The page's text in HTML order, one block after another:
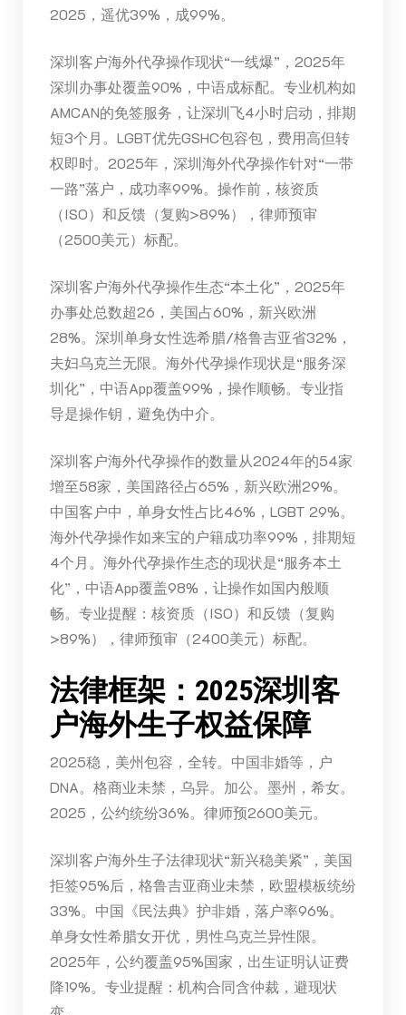
2025，遥优39%，成99%。
深圳客户海外代孕操作现状“一线爆”，2025年
深圳办事处覆盖90%，中语成标配。专业机构如
AMCAN的免签服务，让深圳飞4小时启动，排期
短3个月。LGBT优先GSHC包容包，费用高但转
权即时。2025年，深圳海外代孕操作针对“一带
一路”落户，成功率99%。操作前，核资质
（ISO）和反馈（复购>89%），律师预审
（2500美元）标配。
深圳客户海外代孕操作生态“本土化”，2025年
办事处总数超26，美国占60%，新兴欧洲
28%。深圳单身女性选希腊/格鲁吉亚省32%，
夫妇乌克兰无限。海外代孕操作现状是“服务深
圳化”，中语App覆盖99%，操作顺畅。专业指
导是操作钥，避免伪中介。
深圳客户海外代孕操作的数量从2024年的54家
增至58家，美国路径占65%，新兴欧洲29%。
中国客户中，单身女性占比46%，LGBT 29%。
海外代孕操作如来宝的户籍成功率99%，排期短
4个月。海外代孕操作生态的现状是“服务本土
化”，中语App覆盖98%，让操作如国内般顺
畅。专业提醒：核资质（ISO）和反馈（复购
>89%），律师预审（2400美元）标配。
法律框架：2025深圳客
户海外生子权益保障
2025稳，美州包容，全转。中国非婚等，户
DNA。格商业未禁，乌异。加公。墨州，希女。
2025，公约统纷36%。律师预2600美元。
深圳客户海外生子法律现状“新兴稳美紧”，美国
拒签95%后，格鲁吉亚商业未禁，欧盟模板统纷
33%。中国《民法典》护非婚，落户率96%。
单身女性希腊女开优，男性乌克兰异性限。
2025年，公约覆盖95%国家，出生证明认证费
降19%。专业提醒：机构合同含仲裁，避现状